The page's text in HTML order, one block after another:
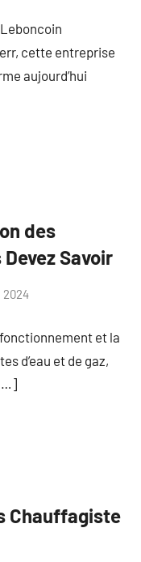
cette entreprise
aujourd’hui
des
Savoir
2024
et la
d’eau et de gaz,
Chauffagiste